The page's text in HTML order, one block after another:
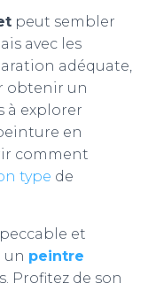
peut sembler
avec les
adéquate,
obtenir un
à explorer
en
comment
type de
et
un peintre
Profitez de son